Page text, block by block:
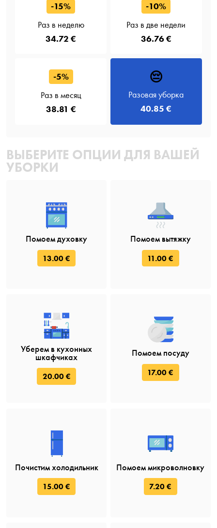
-15%
Раз в неделю
34.72 €
-10%
Раз в две недели
36.76 €
-5%
Раз в месяц
38.81 €
😔
Разовая уборка
40.85 €
ВЫБЕРИТЕ ОПЦИИ ДЛЯ ВАШЕЙ
УБОРКИ
Помоем духовку
13.00 €
Помоем вытяжку
11.00 €
Уберем в кухонных
шкафчиках
20.00 €
Помоем посуду
17.00 €
Почистим холодильник
15.00 €
Помоем микроволновку
7.20 €